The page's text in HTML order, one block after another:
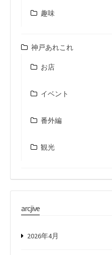
趣味
神戸あれこれ
お店
イベント
番外編
観光
arcjive
2026年4月